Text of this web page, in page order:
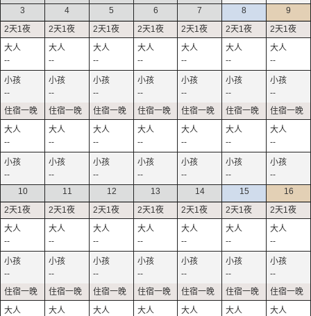
3
--
--
--
--
4
--
--
--
--
5
--
--
--
--
6
--
--
--
--
7
--
--
--
--
8
--
--
--
--
9
--
--
--
--
10
--
--
11
--
--
12
--
--
13
--
--
14
--
--
15
--
--
16
--
--